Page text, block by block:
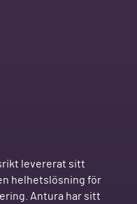
levererat sitt
helhetslösning för
Antura har sitt